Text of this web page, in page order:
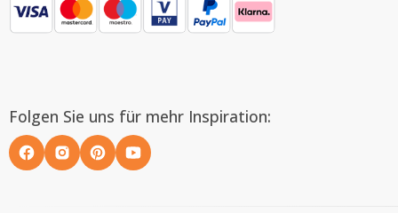
Folgen Sie uns für mehr Inspiration: